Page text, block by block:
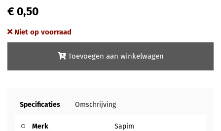
€ 0,50
Niet op voorraad
Toevoegen aan winkelwagen
Specificaties Omschrijving
Merk Sapim